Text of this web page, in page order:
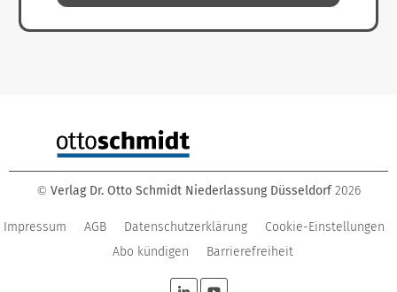
© Verlag Dr. Otto Schmidt Niederlassung Düsseldorf 2026
Impressum AGB Datenschutzerklärung
Cookie-Einstellungen
Abo kündigen
Barrierefreiheit